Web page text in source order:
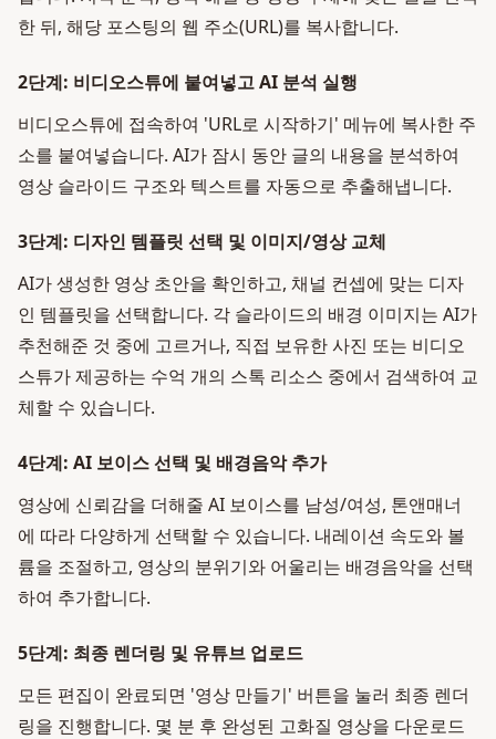
한 뒤, 해당 포스팅의 웹 주소(URL)를 복사합니다.
2단계: 비디오스튜에 붙여넣고 AI 분석 실행
비디오스튜에 접속하여 'URL로 시작하기' 메뉴에 복사한 주
소를 붙여넣습니다. AI가 잠시 동안 글의 내용을 분석하여
영상 슬라이드 구조와 텍스트를 자동으로 추출해냅니다.
3단계: 디자인 템플릿 선택 및 이미지/영상 교체
AI가 생성한 영상 초안을 확인하고, 채널 컨셉에 맞는 디자
인 템플릿을 선택합니다. 각 슬라이드의 배경 이미지는 AI가
추천해준 것 중에 고르거나, 직접 보유한 사진 또는 비디오
스튜가 제공하는 수억 개의 스톡 리소스 중에서 검색하여 교
체할 수 있습니다.
4단계: AI 보이스 선택 및 배경음악 추가
영상에 신뢰감을 더해줄 AI 보이스를 남성/여성, 톤앤매너
에 따라 다양하게 선택할 수 있습니다. 내레이션 속도와 볼
륨을 조절하고, 영상의 분위기와 어울리는 배경음악을 선택
하여 추가합니다.
5단계: 최종 렌더링 및 유튜브 업로드
모든 편집이 완료되면 '영상 만들기' 버튼을 눌러 최종 렌더
링을 진행합니다. 몇 분 후 완성된 고화질 영상을 다운로드